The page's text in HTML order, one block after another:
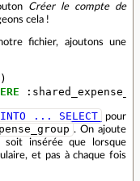
Créer le compte de
cela !
fichier, ajoutons une
)
:
INTO ... SELECT
pour
. On ajoute
insérée que lorsque
et pas à chaque fois